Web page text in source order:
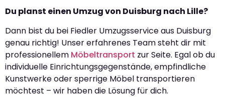
Du planst einen Umzug von Duisburg nach Lille?
Dann bist du bei Fiedler Umzugsservice aus Duisburg
genau richtig! Unser erfahrenes Team steht dir mit
professionellem Möbeltransport zur Seite. Egal ob du
individuelle Einrichtungsgegenstände, empfindliche
Kunstwerke oder sperrige Möbel transportieren
möchtest – wir haben die Lösung für dich.